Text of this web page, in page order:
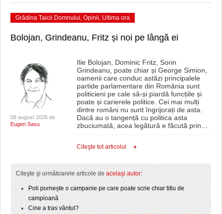
Grădina Taicii Domnului, Opinii, Ultima ora
Bolojan, Grindeanu, Fritz și noi pe lângă ei
08 august 2026 de
Eugen Sasu
Ilie Bolojan, Dominic Fritz, Sorin
Grindeanu, poate chiar și George Simion,
oamenii care conduc astăzi principalele
partide parlamentare din România sunt
politicieni pe cale să-și piardă funcțiile și
poate și carierele politice. Cei mai mulți
dintre români nu sunt îngrijorați de asta.
Dacă au o tangență cu politica asta
zbuciumată, acea legătură e făcută prin…
Citeşte tot articolul
Citeşte şi următoarele articole de acelaşi autor:
Poli pornește o campanie pe care poate scrie chiar titlu de
campioană
Cine a tras vântul?